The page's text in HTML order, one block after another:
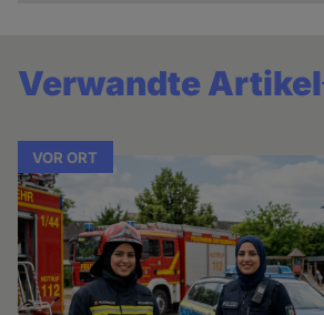
Verwandte Artikel
VOR ORT